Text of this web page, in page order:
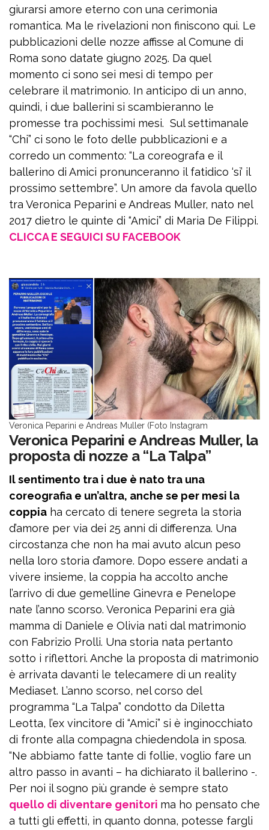
giurarsi amore eterno con una cerimonia
romantica. Ma le rivelazioni non finiscono qui. Le
pubblicazioni delle nozze affisse al Comune di
Roma sono datate giugno 2025. Da quel
momento ci sono sei mesi di tempo per
celebrare il matrimonio. In anticipo di un anno,
quindi, i due ballerini si scambieranno le
promesse tra pochissimi mesi. Sul settimanale
“Chi” ci sono le foto delle pubblicazioni e a
corredo un commento: “La coreografa e il
ballerino di Amici pronunceranno il fatidico ‘sì’ il
prossimo settembre”. Un amore da favola quello
tra Veronica Peparini e Andreas Muller, nato nel
2017 dietro le quinte di “Amici” di Maria De Filippi.
CLICCA E SEGUICI SU FACEBOOK
Veronica Peparini e Andreas Muller (Foto Instagram
Veronica Peparini e Andreas Muller, la
proposta di nozze a “La Talpa”
Il sentimento tra i due è nato tra una
coreografia e un’altra, anche se per mesi la
coppia ha cercato di tenere segreta la storia
d’amore per via dei 25 anni di differenza. Una
circostanza che non ha mai avuto alcun peso
nella loro storia d’amore. Dopo essere andati a
vivere insieme, la coppia ha accolto anche
l’arrivo di due gemelline Ginevra e Penelope
nate l’anno scorso. Veronica Peparini era già
mamma di Daniele e Olivia nati dal matrimonio
con Fabrizio Prolli. Una storia nata pertanto
sotto i riflettori. Anche la proposta di matrimonio
è arrivata davanti le telecamere di un reality
Mediaset. L’anno scorso, nel corso del
programma “La Talpa” condotto da Diletta
Leotta, l’ex vincitore di “Amici” si è inginocchiato
di fronte alla compagna chiedendola in sposa.
“Ne abbiamo fatte tante di follie, voglio fare un
altro passo in avanti – ha dichiarato il ballerino -.
Per noi il sogno più grande è sempre stato
quello di diventare genitori ma ho pensato che
a tutti gli effetti, in quanto donna, potesse fargli